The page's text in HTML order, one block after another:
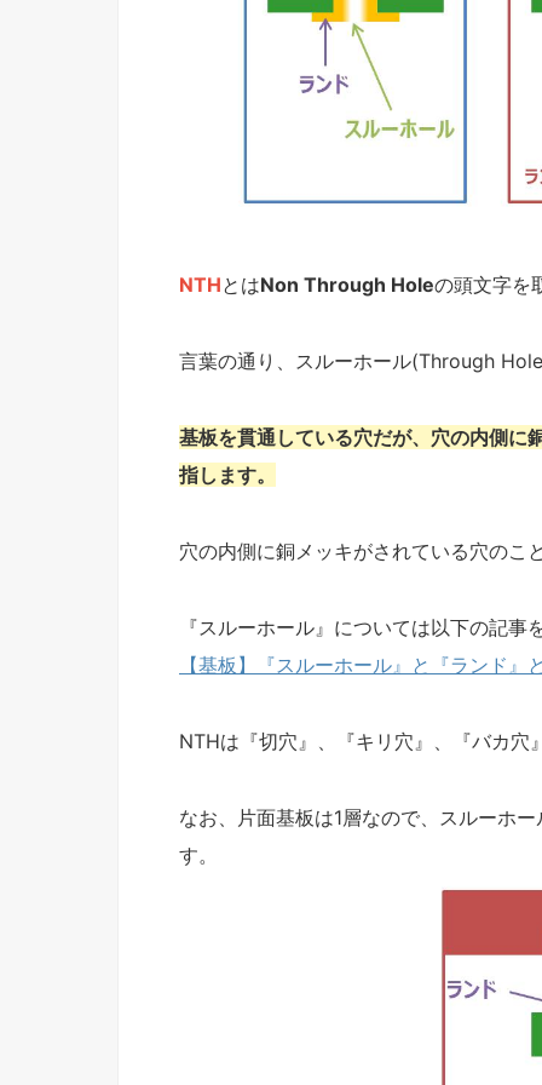
NTHとはNon Through Holeの頭文字を
言葉の通り、スルーホール(Through
基板を貫通している穴だが、穴の内側に
指します。
穴の内側に銅メッキがされている穴のこ
『スルーホール』については以下の記事
【基板】『スルーホール』と『ランド』
NTHは『切穴』、『キリ穴』、『バカ穴
なお、片面基板は1層なので、スルーホ
す。